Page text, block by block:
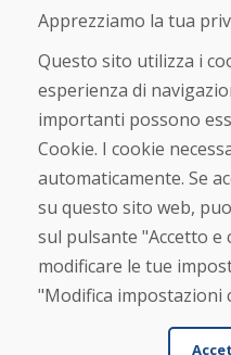
Negozio
Termini e
Reso e
Protezione
Cookies
★
Apprezziamo la tua
Questo sito utilizza i
esperienza di
importanti possono
Cookie. I cookie
automaticamente. Se
su questo sito web,
sul pulsante "Accetto e
modificare le tue
"Modifica impostazioni